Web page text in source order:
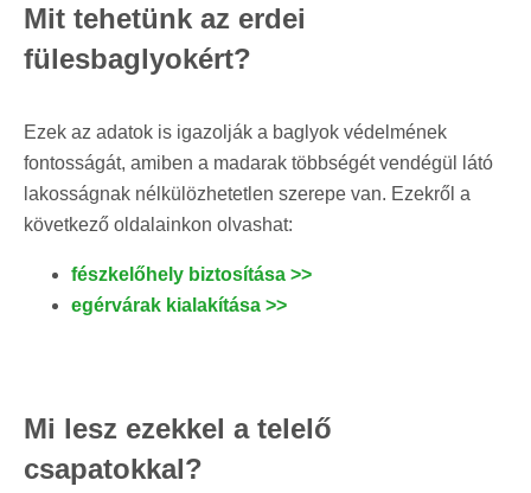
Mit tehetünk az erdei
fülesbaglyokért?
Ezek az adatok is igazolják a baglyok védelmének
fontosságát, amiben a madarak többségét vendégül látó
lakosságnak nélkülözhetetlen szerepe van. Ezekről a
következő oldalainkon olvashat:
fészkelőhely biztosítása >>
egérvárak kialakítása >>
Mi lesz ezekkel a telelő
csapatokkal?